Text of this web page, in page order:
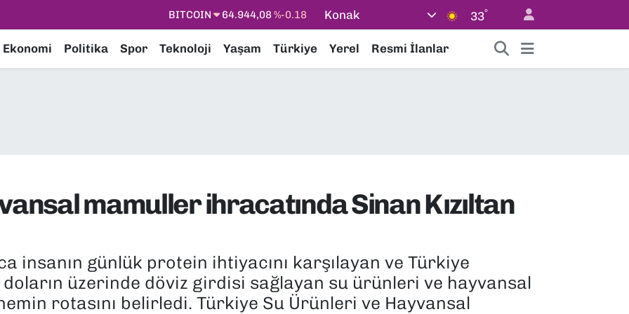
DOLAR 47,7436%0.18
EURO
55,2510%0.32
STERLİN
64,4811%0.38
Konak 33°
Ekonomi Politika Spor Teknoloji Yaşam Türkiye Yerel Resmi İlanlar
mamuller ihracatında Sinan Kızıltan
insanın günlük protein ihtiyacını karşılayan ve Türkiye
doların üzerinde döviz girdisi sağlayan su ürünleri ve hayvansal
rotasını belirledi. Türkiye Su Ürünleri ve Hayvansal